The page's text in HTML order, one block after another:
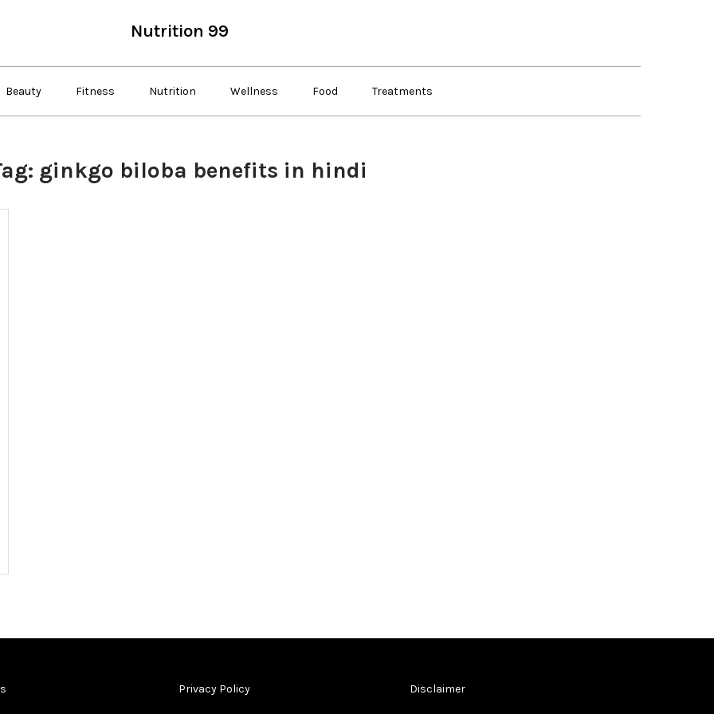
Nutrition 99
Beauty Fitness Nutrition Wellness Food Treatments
ginkgo biloba benefits in hindi
Privacy Policy Disclaimer